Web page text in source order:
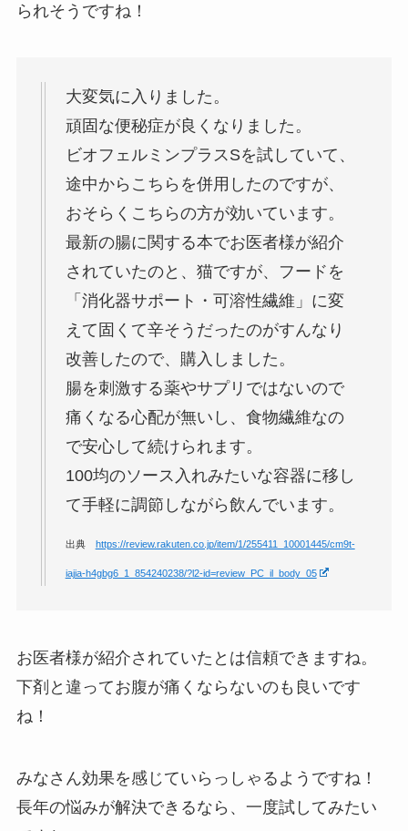
られそうですね！
大変気に入りました。
頑固な便秘症が良くなりました。
ビオフェルミンプラスSを試していて、
途中からこちらを併用したのですが、
おそらくこちらの方が効いています。
最新の腸に関する本でお医者様が紹介
されていたのと、猫ですが、フードを
「消化器サポート・可溶性繊維」に変
えて固くて辛そうだったのがすんなり
改善したので、購入しました。
腸を刺激する薬やサプリではないので
痛くなる心配が無いし、食物繊維なの
で安心して続けられます。
100均のソース入れみたいな容器に移し
て手軽に調節しながら飲んでいます。
出典 https://review.rakuten.co.jp/item/1/255411_10001445/cm9t-
iajia-h4gbg6_1_854240238/?l2-id=review_PC_il_body_05
お医者様が紹介されていたとは信頼できますね。
下剤と違ってお腹が痛くならないのも良いです
ね！
みなさん効果を感じていらっしゃるようですね！
長年の悩みが解決できるなら、一度試してみたい